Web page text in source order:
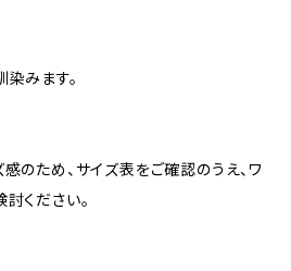
みます。
のため、サイズ表をご確認のうえ、ワ
ください。